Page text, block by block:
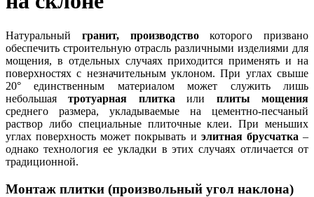
Натуральный гранит, производствокоторого призвано
обеспечить строительную отрасль различными изделиями для
мощения, в отдельных случаях приходится применять и на
поверхностях с незначительным уклоном. При углах свыше
20° единственным материалом может служить лишь
небольшаятротуарная плитка или плиты мощения
среднего размера, укладываемые на цементно-песчаный
раствор либо специальные плиточные клеи. При меньших
углах поверхность может покрывать и элитная брусчатка –
однако технология ее укладки в этих случаях отличается от
традиционной.
Монтаж плитки (произвольный угол наклона)